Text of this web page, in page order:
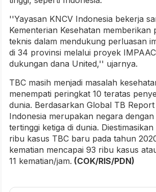
''Yayasan KNCV Indonesia bekerja
Kementerian Kesehatan memberikan
teknis dalam mendukung perluasan
di 34 provinsi melalui proyek
dukungan dana United,'' ujarnya.
TBC masih menjadi masalah
menempati peringkat 10 teratas
dunia. Berdasarkan Global TB Report
Indonesia merupakan negara
tertinggi ketiga di dunia.
ribu kasus TBC baru pada tahun
kematian mencapai 93 ribu kasus
11 kematian/jam. (COK/RIS/PDN)